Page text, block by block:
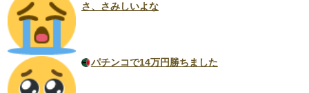
さ、さみしいよな
パチンコで14万円勝ちました